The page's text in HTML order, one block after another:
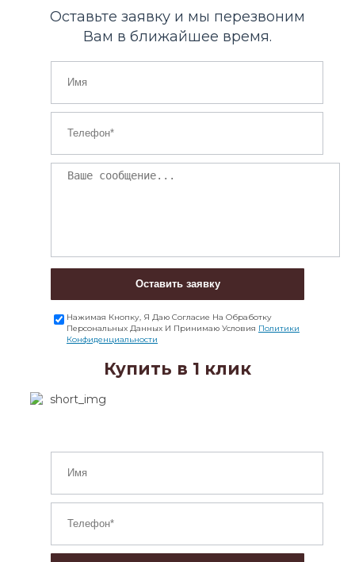
Оставьте заявку и мы перезвоним
Вам в ближайшее время.
Оставить заявку
Нажимая Кнопку, Я Даю Согласие На Обработку
Персональных Данных И Принимаю Условия Политики
Конфиденциальности
Купить в 1 клик